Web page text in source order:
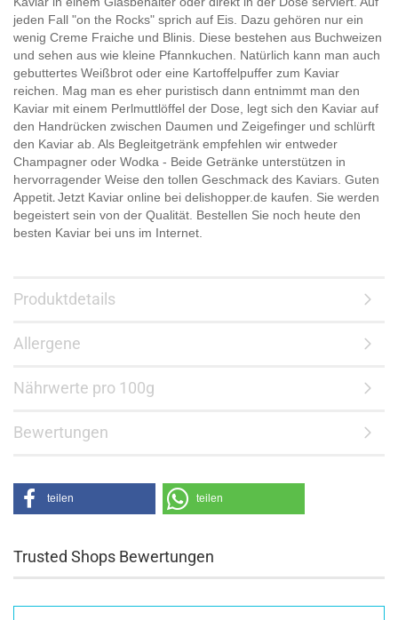
jeden Fall "on the Rocks" sprich auf Eis. Dazu gehören nur ein
wenig Creme Fraiche und Blinis. Diese bestehen aus Buchweizen
und sehen aus wie kleine Pfannkuchen. Natürlich kann man auch
gebuttertes Weißbrot oder eine Kartoffelpuffer zum Kaviar
reichen. Mag man es eher puristisch dann entnimmt man den
Kaviar mit einem Perlmuttlöffel der Dose, legt sich den Kaviar auf
den Handrücken zwischen Daumen und Zeigefinger und schlürft
den Kaviar ab. Als Begleitgetränk empfehlen wir entweder
Champagner oder Wodka - Beide Getränke unterstützen in
hervorragender Weise den tollen Geschmack des Kaviars. Guten
Appetit. Jetzt Kaviar online bei delishopper.de kaufen. Sie werden
begeistert sein von der Qualität. Bestellen Sie noch heute den
besten Kaviar bei uns im Internet.
Produktdetails
Allergene
Nährwerte pro 100g
Bewertungen
teilen teilen
Trusted Shops Bewertungen